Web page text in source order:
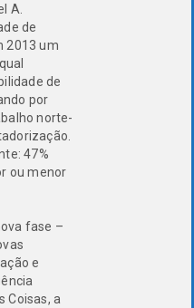
A.
de
2013 um
de
por
norte-
47%
ou menor
fase –
e
Coisas, a